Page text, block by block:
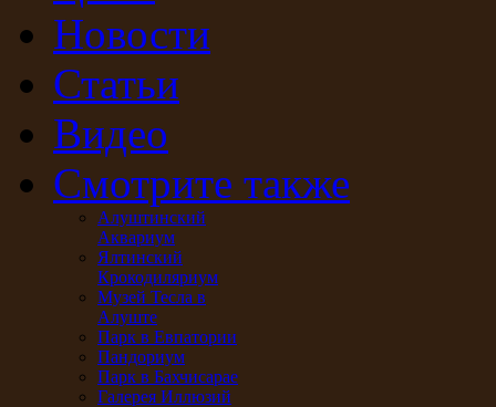
Новости
Статьи
Видео
Смотрите также
Алуштинский
Аквариум
Ялтинский
Крокодиляриум
Музей Тесла в
Алуште
Парк в Евпатории
Пандориум
Парк в Бахчисарае
Галерея Иллюзий